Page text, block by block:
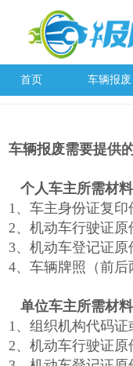
首页 车辆报废
车辆报废需要提供
个人车主所需材
1、车主身份证复印
2、机动车行驶证原
3、机动车登记证原
4、车辆牌照（前后
单位车主所需材
1、组织机构代码证
2、机动车行驶证原